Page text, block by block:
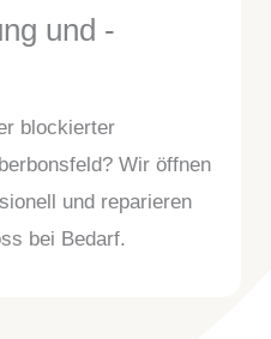
und -
blockierter
Wir öffnen
und reparieren
bei Bedarf.